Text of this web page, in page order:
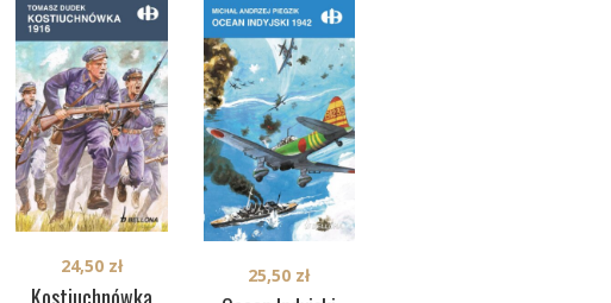
Kostiuchnówka
24,50 zł 25,50 zł